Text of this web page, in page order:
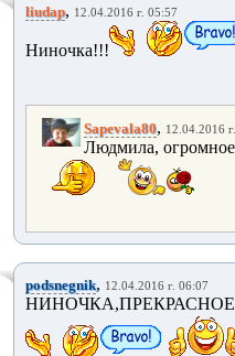
liudap, 12.04.2016 г. 05:57
Ниночка!!!
Sapevala80, 12.04.2016
Людмила,
podsnegnik, 12.04.2016 г. 06:07